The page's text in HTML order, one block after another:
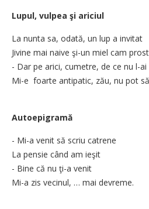
Lupul, vulpea şi ariciul
La nunta sa, odată, un lup a invitat
Jivine mai naive şi-un miel cam
- Dar pe arici, cumetre, de ce nu ­l-
Mi-e foarte antipatic, zău, nu pot
Autoepigramă
- Mi-a venit să scriu catrene
La pensie când am ieşit
- Bine că nu ţi-a venit
Mi-a zis vecinul, … mai devreme.